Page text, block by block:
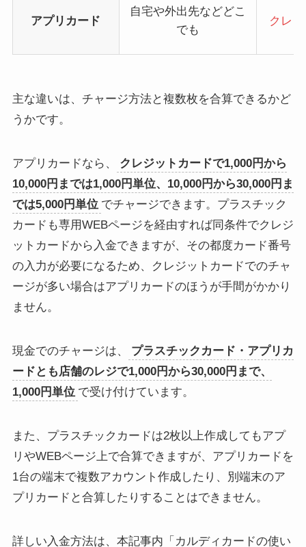
アプリカード
自宅や外出先などどこ
でも
クレ
主な違いは、チャージ方法と複数枚を合算できるかど
うかです。
アプリカードなら、
クレジットカードで1,000円から
10,000円までは1,000円単位、10,000円から30,000円ま
では5,000円単位 でチャージできます。プラスチック
カードも専用WEBページを経由すれば同条件でクレジ
ットカードから入金できますが、その都度カード番号
の入力が必要になるため、クレジットカードでのチャ
ージが多い場合はアプリカードのほうが手間がかかり
ません。
現金でのチャージは、
プラスチックカード・アプリカ
ードとも店舗のレジで1,000円から30,000円まで、
1,000円単位 で受け付けています。
また、プラスチックカードは2枚以上作成してもアプ
リやWEBページ上で合算できますが、アプリカードを
1台の端末で複数アカウント作成したり、別端末のア
プリカードと合算したりすることはできません。
詳しい入金方法は、本記事内「カルディカードの使い